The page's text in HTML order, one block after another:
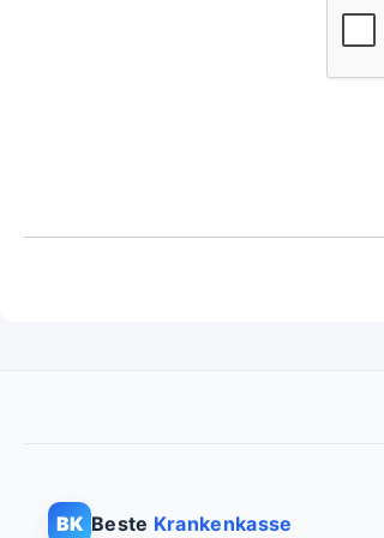
BK Beste Krankenkasse